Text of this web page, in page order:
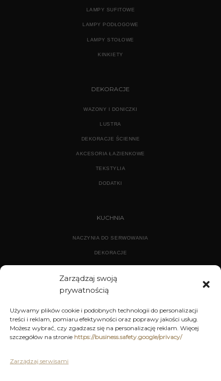
Zarządzaj swoją
prywatnością
Używamy plików cookie i podobnych technologii do personalizacji
treści i reklam, pomiaru efektywności oraz poprawy jakości usług.
Możesz wybrać, czy zgadzasz się na personalizację reklam. Więcej
szczegółów na stronie https://business.safety.google/privacy/
Zarządzaj serwisami
LAMPY SUFITOWE
LAMPY PODŁOGOWE
LAMPY STOŁOWE
KINKIETY
DEKORACJE
WAZONY I DONICZKI
LUSTRA
DEKORACJE ŚCIENNE
AKCESORIA ŁAZIENKOWE
TEKSTYLIA
DODATKI
KUCHNIA
NACZYNIA DO SERWOWANIA
DEKORACJE
DEKORACJE
KUCHNIA